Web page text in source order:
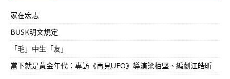
家在宏志
BUSK明文規定
「毛」中生「友」
當下就是黃金年代：專訪《再見UFO》導演梁栢堅、編劇江皓昕